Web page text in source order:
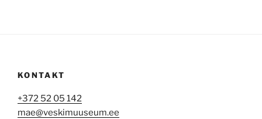
KONTAKT
+372 52 05 142
mae@veskimuuseum.ee